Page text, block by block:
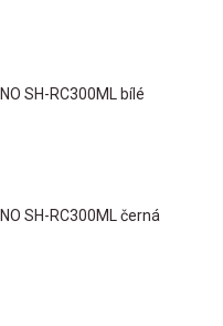
SH-RC300ML bílé
SH-RC300ML černá